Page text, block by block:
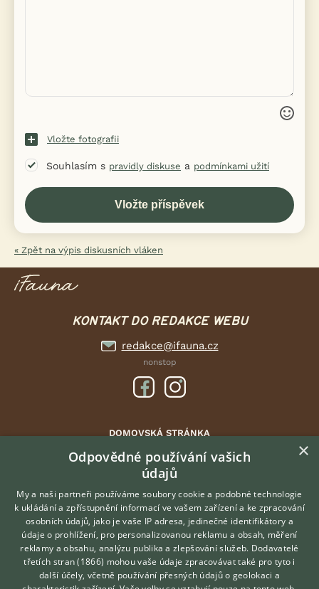
Vložte fotografii
Souhlasím s pravidly diskuse a podmínkami užití
« Zpět na výpis diskusních vláken
KONTAKT DO REDAKCE WEBU
redakce@ifauna.cz
nonstop
DOMOVSKÁ STRÁNKA
INZERCE
DISKUSE
ČLÁNKY
ATLAS
O nás
Kontakt
Možnosti zvýraznění inzerátů
Hledáte zvířecího kamaráda?
Zdarma vám poradí
×
Odpovědné používání vašich
údajů
My a naši partneři používáme soubory cookie a podobné technologie
k ukládání a zpřístupnění informací ve vašem zařízení a ke zpracování
osobních údajů, jako je vaše IP adresa, jedinečné identifikátory a
údaje o prohlížení, pro personalizovanou reklamu a obsah, měření
reklamy a obsahu, analýzu publika a zlepšování služeb. Dodavatelé
třetích stran (1866) mohou vaše údaje zpracovávat také pro tyto i
další účely, včetně používání přesných údajů o geolokaci a